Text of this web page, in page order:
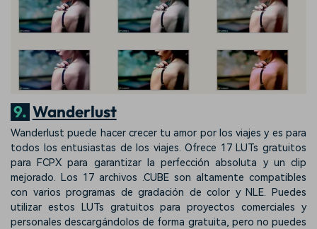
9. Wanderlust
Wanderlust puede hacer crecer tu amor por los viajes y es para
todos los entusiastas de los viajes. Ofrece 17 LUTs gratuitos
para FCPX para garantizar la perfección absoluta y un clip
mejorado. Los 17 archivos .CUBE son altamente compatibles
con varios programas de gradación de color y NLE. Puedes
utilizar estos LUTs gratuitos para proyectos comerciales y
personales descargándolos de forma gratuita, pero no puedes